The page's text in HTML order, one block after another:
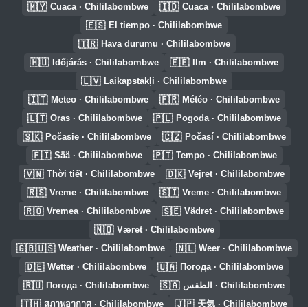
🇲🇾 Cuaca · Chililabombwe 🇮🇩 Cuaca · Chililabombwe
🇪🇸 El tiempo · Chililabombwe
🇹🇷 Hava durumu · Chililabombwe
🇭🇺 Időjárás · Chililabombwe 🇪🇪 Ilm · Chililabombwe
🇱🇻 Laikapstākļi · Chililabombwe
🇮🇹 Meteo · Chililabombwe 🇫🇷 Météo · Chililabombwe
🇱🇹 Oras · Chililabombwe 🇵🇱 Pogoda · Chililabombwe
🇸🇰 Počasie · Chililabombwe 🇨🇿 Počasí · Chililabombwe
🇫🇮 Sää · Chililabombwe 🇵🇹 Tempo · Chililabombwe
🇻🇳 Thời tiết · Chililabombwe 🇩🇰 Vejret · Chililabombwe
🇷🇸 Vreme · Chililabombwe 🇸🇮 Vreme · Chililabombwe
🇷🇴 Vremea · Chililabombwe 🇸🇪 Vädret · Chililabombwe
🇳🇴 Været · Chililabombwe
🇬🇧🇺🇸 Weather · Chililabombwe 🇳🇱 Weer · Chililabombwe
🇩🇪 Wetter · Chililabombwe 🇺🇦 Погода · Chililabombwe
🇷🇺 Погода · Chililabombwe 🇸🇦 الطقس · Chililabombwe
🇹🇭 สภาพอากาศ · Chililabombwe 🇯🇵 天気 · Chililabombwe